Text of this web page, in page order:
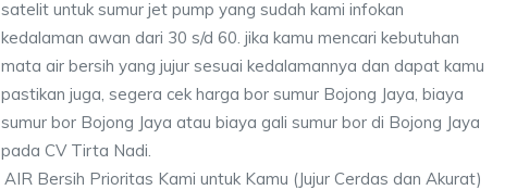
satelit untuk sumur jet pump yang sudah kami infokan
kedalaman awan dari 30 s/d 60. jika kamu mencari kebutuhan
mata air bersih yang jujur sesuai kedalamannya dan dapat kamu
pastikan juga, segera cek harga bor sumur Bojong Jaya, biaya
sumur bor Bojong Jaya atau biaya gali sumur bor di Bojong Jaya
pada CV Tirta Nadi.
AIR Bersih Prioritas Kami untuk Kamu (Jujur Cerdas dan Akurat)